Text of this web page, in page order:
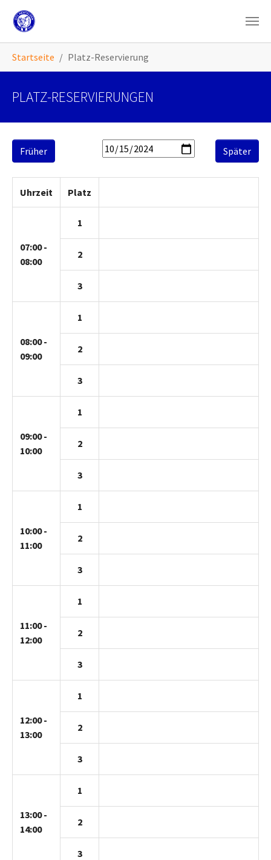
Startseite Platz-Reservierung
PLATZ-RESERVIERUNGEN
Früher Später
Uhrzeit Platz
07:00 -
08:00
1
2
3
08:00 -
09:00
1
2
3
09:00 -
10:00
1
2
3
10:00 -
11:00
1
2
3
11:00 -
12:00
1
2
3
12:00 -
13:00
1
2
3
13:00 -
14:00
1
2
3